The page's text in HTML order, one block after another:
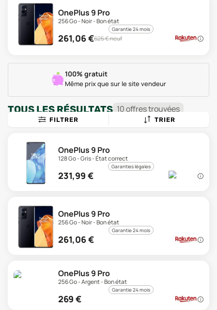
OnePlus 9 Pro
256 Go - Noir - Bon état
Garantie 24 mois
261,06€625€ neuf
100% gratuit
Même prix que sur le site vendeur
TOUS LES RÉSULTATS 10offrestrouvées
FILTRER TRIER
OnePlus 9 Pro
128 Go - Gris - État correct
Garanties légales
231,99 €
OnePlus 9 Pro
256 Go - Noir - Bon état
Garantie 24 mois
261,06€
OnePlus 9 Pro
256 Go - Argent - Bon état
Garantie 24 mois
269 €